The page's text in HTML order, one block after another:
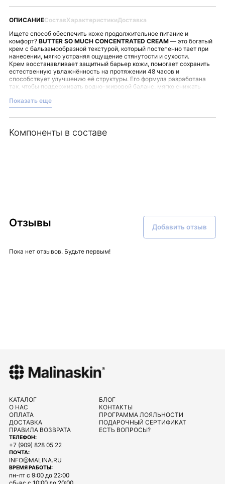
ОПИСАНИЕСоставХарактеристикиДоставка
Ищете способ обеспечить коже продолжительное питание и
комфорт? BUTTER SO MUCH CONCENTRATED CREAM— это богатый
крем с бальзамообразной текстурой, который постепенно тает при
нанесении, мягко устраняя ощущение стянутости и сухости.
Крем восстанавливает защитный барьер кожи, помогает сохранить
естественную увлажнённость на протяжении 48 часов и
способствует улучшению её структуры. Его формула разработана
так, чтобы поддерживать водно-жировой баланс, мягко снижать
холодный сезон.
Среди достоинств средства можно выделить:
текстуре;
Комфортное нанесение, идеально подходящее для
Показать еще
Компоненты в составе
Отзывы Добавить отзыв
Пока нет отзывов. Будьте первым!
ТЕЛЕФОН:
+7 (909) 828 05 22
ПОЧТА:
INFO@MALINA.RU
ВРЕМЯ РАБОТЫ:
пн-пт с 9:00 до 22:00
КАТАЛОГ
О НАС
ОПЛАТА
ДОСТАВКА
ПРАВИЛА ВОЗВРАТА
БЛОГ
КОНТАКТЫ
ПРОГРАММА ЛОЯЛЬНОСТИ
ПОДАРОЧНЫЙ СЕРТИФИКАТ
ЕСТЬ ВОПРОСЫ?